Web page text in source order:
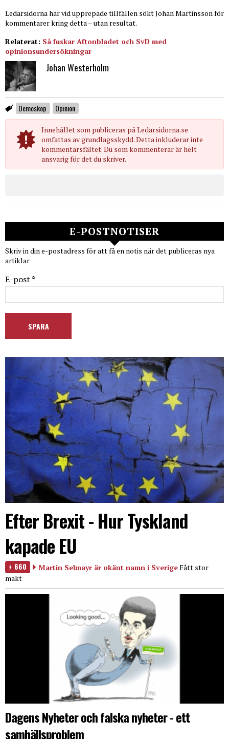
Ledarsidorna har vid upprepade tillfällen sökt Johan Martinsson för
kommentarer kring detta – utan resultat.
Relaterat: Så fuskar Aftonbladet och SvD med
opinionsundersökningar
Johan Westerholm
Demoskop Opinion
Innehållet som publiceras på Ledarsidorna.se
omfattas av grundlagsskydd. Detta inkluderar inte
kommentarsfältet. Du som kommenterar är helt
ansvarig för det du skriver.
E-POSTNOTISER
Skriv in din e-postadress för att få en notis när det publiceras nya
artiklar
E-post *
Efter Brexit - Hur Tyskland
kapade EU
660 Martin Selmayr är okänt namn i SverigeFått stor
makt
Dagens Nyheter och falska nyheter - ett
samhällsproblem